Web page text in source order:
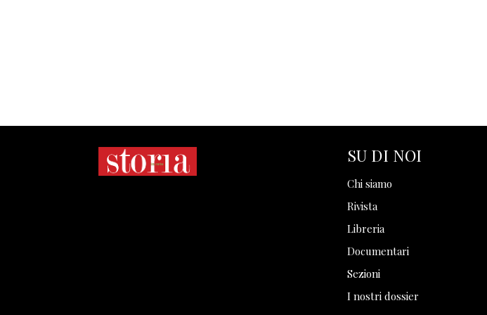
SU DI NOI
Chi siamo
Rivista
Libreria
Documentari
Sezioni
I nostri dossier